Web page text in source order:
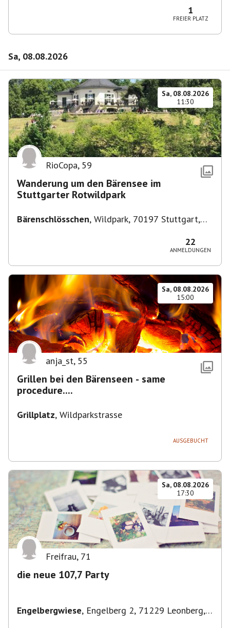
1
FREIER PLATZ
Sa, 08.08.2026
Sa, 08.08.2026
11:30
RioCopa, 59
Wanderung um den Bärensee im
Stuttgarter Rotwildpark
Bärenschlösschen, Wildpark, 70197 Stuttgart,
22
ANMELDUNGEN
Sa, 08.08.2026
15:00
anja_st, 55
Grillen bei den Bärenseen - same
procedure....
Grillplatz, Wildparkstrasse
AUSGEBUCHT
Sa, 08.08.2026
17:30
Freifrau, 71
die neue 107,7 Party
Engelbergwiese, Engelberg 2, 71229 Leonberg,